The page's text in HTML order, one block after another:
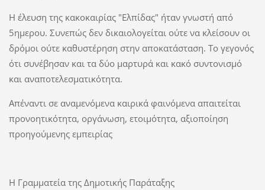
Η έλευση της κακοκαιρίας "Ελπίδας" ήταν γνωστή από
5ημερου. Συνεπώς δεν δικαιολογείται ούτε να κλείσουν οι
δρόμοι ούτε καθυστέρηση στην αποκατάσταση. Το γεγονός
ότι συνέβησαν και τα δύο μαρτυρά και κακό συντονισμό
και αναποτελεσματικότητα.
Απέναντι σε αναμενόμενα καιρικά φαινόμενα απαιτείται
προνοητικότητα, οργάνωση, ετοιμότητα, αξιοποίηση
προηγούμενης εμπειρίας
Η Γραμματεία της Δημοτικής Παράταξης